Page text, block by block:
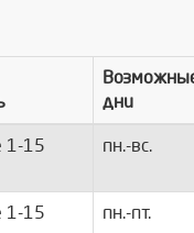
дни
1-15
пн.-вс.
1-15
пн.-пт.